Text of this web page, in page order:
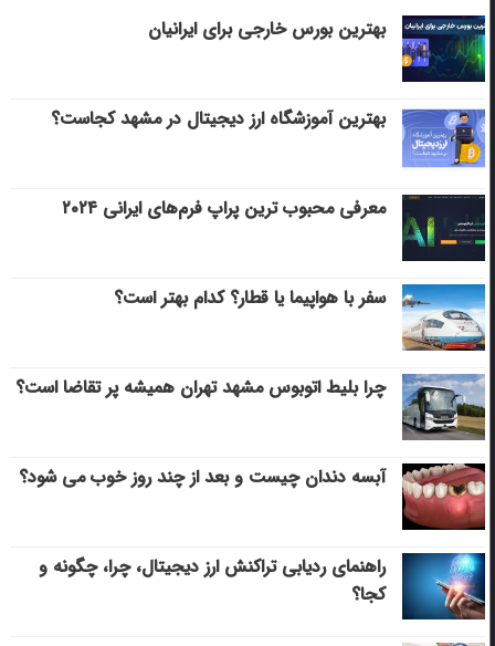
بهترین بورس خارجی برای ایرانیان
بهترین آموزشگاه ارز دیجیتال در مشهد کجاست؟
معرفی محبوب ترین پراپ فرم‌های ایرانی ۲۰۲۴
سفر با هواپیما یا قطار؟ کدام بهتر است؟
چرا بلیط اتوبوس مشهد تهران همیشه پر تقاضا است؟
آبسه دندان چیست و بعد از چند روز خوب می‌ شود؟
راهنمای ردیابی تراکنش ارز دیجیتال، چرا، چگونه و
کجا؟